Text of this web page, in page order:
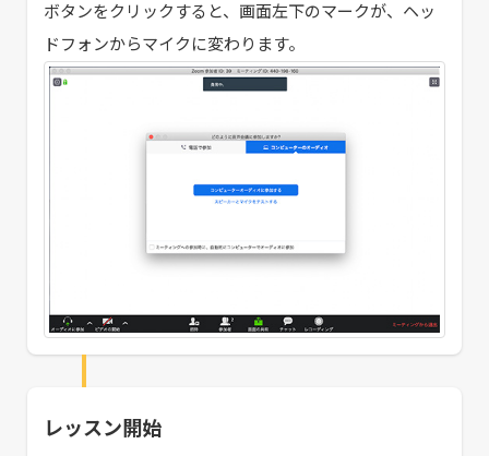
ボタンをクリックすると、画面左下のマークが、ヘッ
ドフォンからマイクに変わります。
レッスン開始